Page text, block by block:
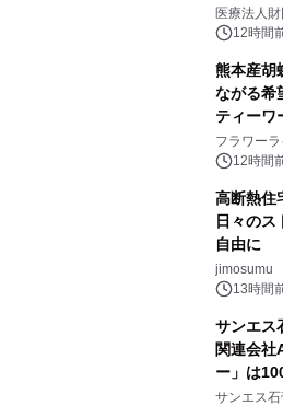
療計画」
医療法人
12時間
熊本産胡
ながる希
ティーワ
山・射水
フラワー
12時間
高断熱住
日々のス
自由に
jimosumu
13時間
サンエス
関連会社
ー」は
れました
サンエス